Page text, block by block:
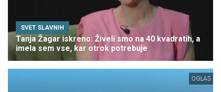
SVET SLAVNIH
Tanja Žagar iskreno: Živeli smo na 40 kvadratih, a
imela sem vse, kar otrok potrebuje
OGLAS